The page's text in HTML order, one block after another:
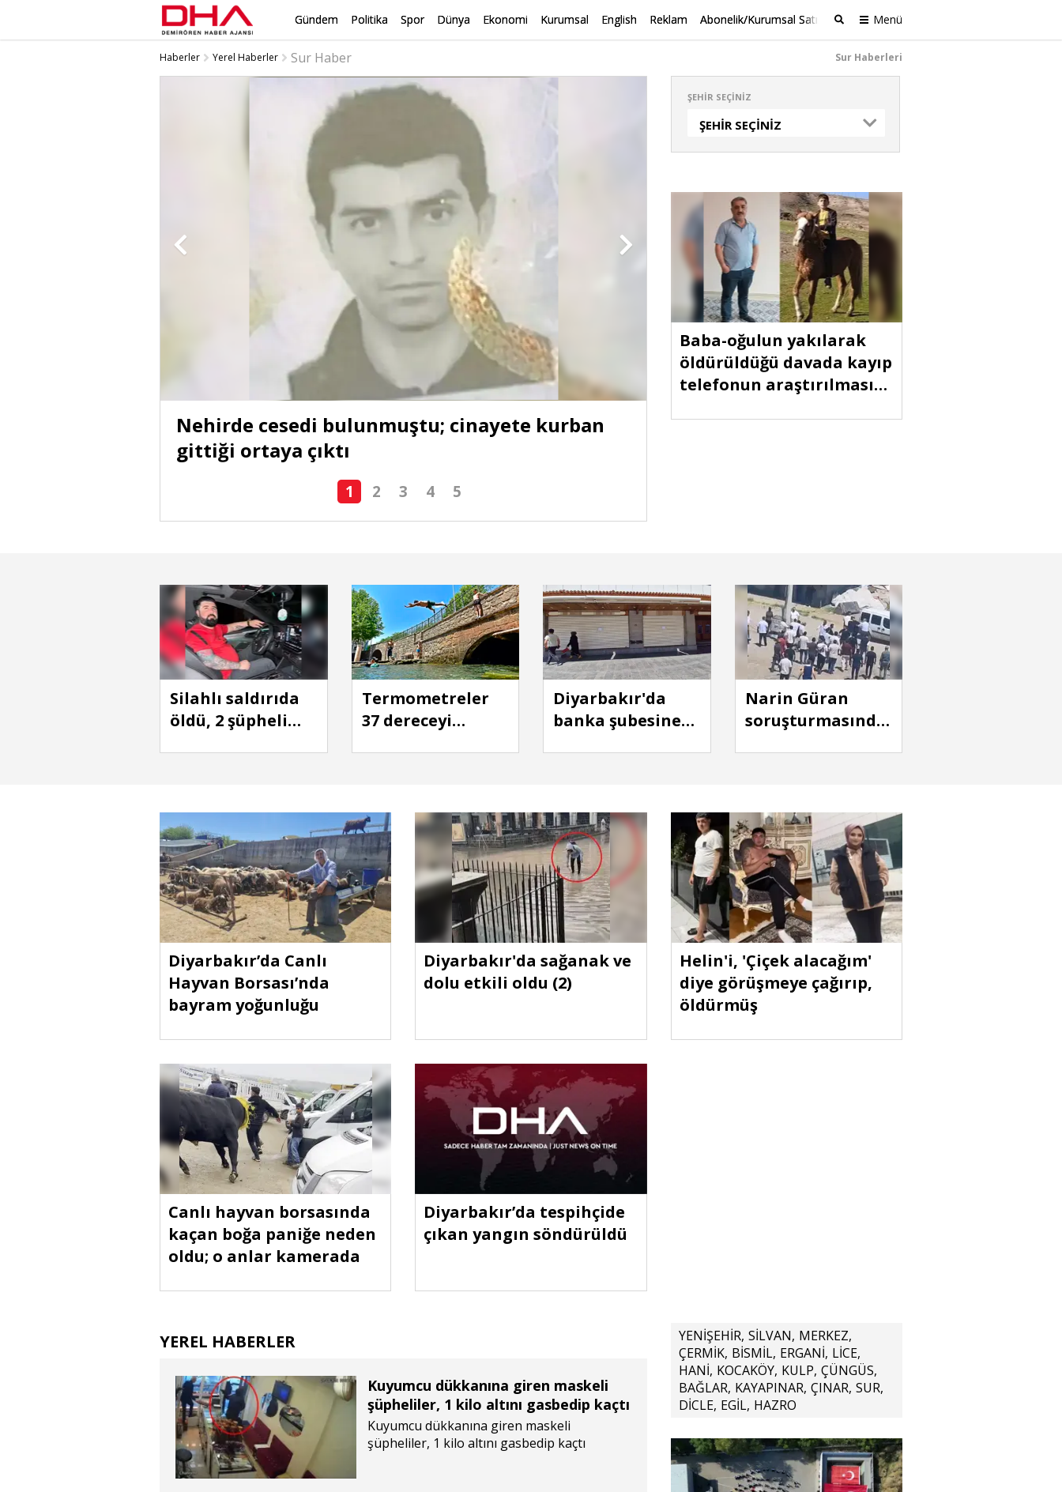
Gündem Politika Spor Dünya Ekonomi Kurumsal English Reklam Abonelik/Kurumsal Satış Menü
Ara
Haberler Yerel Haberler Sur Haber Sur Haberleri
Nehirde cesedi bulunmuştu; cinayete kurban
gittiği ortaya çıktı
Dicle Nehri'nde erkek cesedi bulundu
1 2 3 4 5
ŞEHIR SEÇINIZ
ŞEHIR SEÇINIZ
Baba-oğulun yakılarak
öldürüldüğü davada kayıp
telefonun araştırılması
Silahlı saldırıda
öldü, 2 şüpheli
Termometreler
37 dereceyi
Diyarbakır'da
banka şubesine
Narin Güran
soruşturmasında
karıştığı kavgada
5 yaralı
Diyarbakır’da Canlı
Hayvan Borsası’nda
bayram yoğunluğu
Diyarbakır'da sağanak ve
dolu etkili oldu (2)
Canlı hayvan borsasında
kaçan boğa paniğe neden
oldu; o anlar kamerada
Diyarbakır’da tespihçide
çıkan yangın söndürüldü
Helin'i, 'Çiçek alacağım'
diye görüşmeye çağırıp,
öldürmüş
YEREL HABERLER
Kuyumcu dükkanına giren maskeli
şüpheliler, 1 kilo altını gasbedip kaçtı
Kuyumcu dükkanına giren maskeli
şüpheliler, 1 kilo altını gasbedip kaçtı
YENİŞEHİR, SİLVAN, MERKEZ,
ÇERMİK, BİSMİL, ERGANİ, LİCE,
HANİ, KOCAKÖY, KULP, ÇÜNGÜS,
BAĞLAR, KAYAPINAR, ÇINAR, SUR,
DİCLE, EGİL, HAZRO